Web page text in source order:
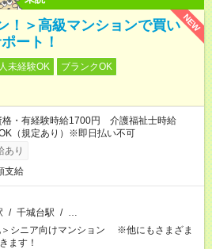
NEW
！＞高級マンションで買い
ート！
未経験OK
ブランクOK
・有経験時給1700円 介護福祉士時給
（規定あり）※即日払い不可
あり
支給
/ 千城台駅 / …
＞シニア向けマンション ※他にもさまざま
ます！